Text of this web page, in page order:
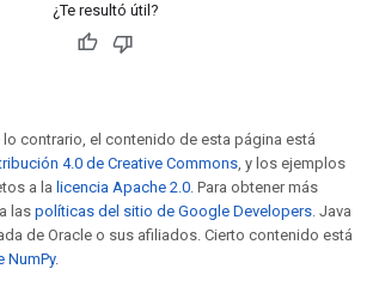
¿Te resultó útil?
contrario, el contenido de esta página está
4.0 de Creative Commons, y los ejemplos
a la licencia Apache 2.0. Para obtener más
las políticas del sitio de Google Developers. Java
de Oracle o sus afiliados. Cierto contenido está
NumPy.